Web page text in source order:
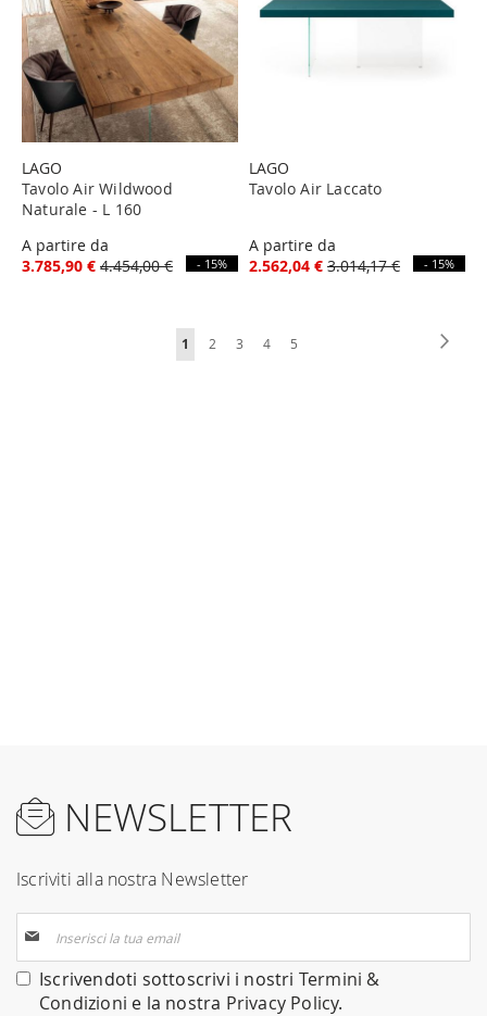
LAGO
Tavolo Air Wildwood
Naturale - L 160
A partire da
3.785,90 € 4.454,00 € - 15%
LAGO
Tavolo Air Laccato
A partire da
2.562,04 € 3.014,17 € - 15%
Pagina
Attualmente
1 Pagina
2 Pagina
3 Pagina
4 Pagina
5
NEWSLETTER
Iscriviti alla nostra Newsletter
alla
nostra
Newsletter:
Iscrivendoti sottoscrivi i nostri Termini &
Condizioni e la nostra Privacy Policy.